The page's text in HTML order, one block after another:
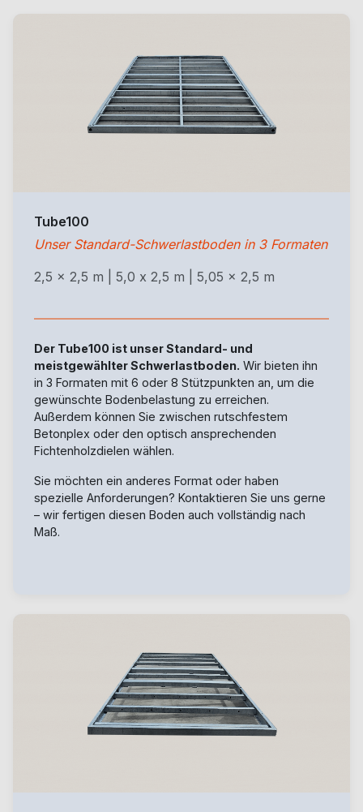
Tube100
Unser Standard-Schwerlastboden in 3 Formaten
2,5 x 2,5 m | 5,0 x 2,5 m | 5,05 x 2,5 m
Der Tube100 ist unser Standard- und
meistgewählter Schwerlastboden. Wir bieten ihn
in 3 Formaten mit 6 oder 8 Stützpunkten an, um die
gewünschte Bodenbelastung zu erreichen.
Außerdem können Sie zwischen rutschfestem
Betonplex oder den optisch ansprechenden
Fichtenholzdielen wählen.
Sie möchten ein anderes Format oder haben
spezielle Anforderungen? Kontaktieren Sie uns gerne
– wir fertigen diesen Boden auch vollständig nach
Maß.